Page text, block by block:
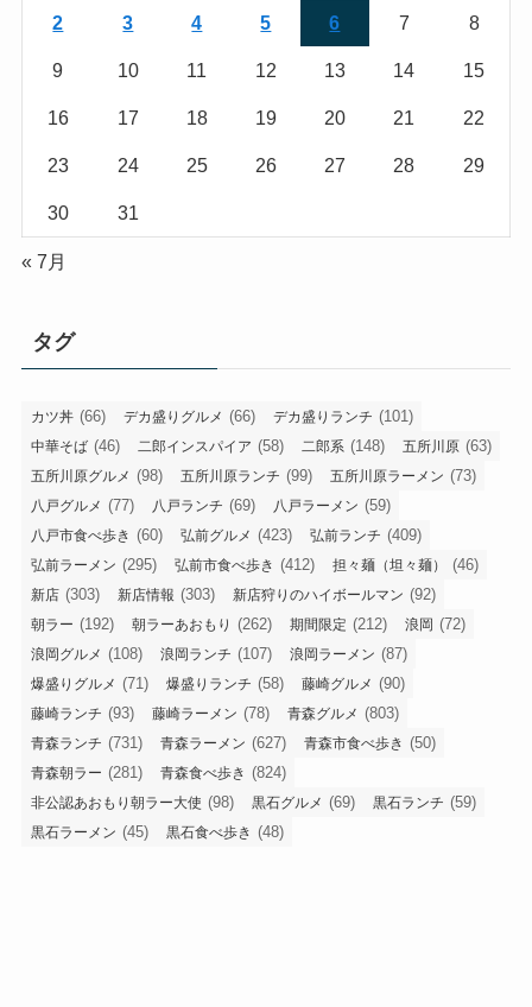
2 3 4 5 6 7 8
9 10 11 12 13 14 15
16 17 18 19 20 21 22
23 24 25 26 27 28 29
30 31
« 7月
タグ
カツ丼 (66) デカ盛りグルメ (66) デカ盛りランチ (101)
中華そば (46) 二郎インスパイア (58) 二郎系 (148) 五所川原 (63)
五所川原グルメ (98) 五所川原ランチ (99) 五所川原ラーメン (73)
八戸グルメ (77) 八戸ランチ (69) 八戸ラーメン (59)
八戸市食べ歩き (60) 弘前グルメ (423) 弘前ランチ (409)
弘前ラーメン (295) 弘前市食べ歩き (412) 担々麺（坦々麺） (46)
新店 (303) 新店情報 (303) 新店狩りのハイボールマン (92)
朝ラー (192) 朝ラーあおもり (262) 期間限定 (212) 浪岡 (72)
浪岡グルメ (108) 浪岡ランチ (107) 浪岡ラーメン (87)
爆盛りグルメ (71) 爆盛りランチ (58) 藤崎グルメ (90)
藤崎ランチ (93) 藤崎ラーメン (78) 青森グルメ (803)
青森ランチ (731) 青森ラーメン (627) 青森市食べ歩き (50)
青森朝ラー (281) 青森食べ歩き (824)
非公認あおもり朝ラー大使 (98) 黒石グルメ (69) 黒石ランチ (59)
黒石ラーメン (45) 黒石食べ歩き (48)